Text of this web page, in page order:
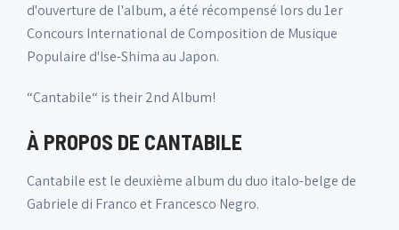
d'ouverture de l'album, a été récompensé lors du 1er
Concours International de Composition de Musique
Populaire d'Ise-Shima au Japon.
“Cantabile“ is their 2nd Album!
À PROPOS DE CANTABILE
Cantabile est le deuxième album du duo italo-belge de
Gabriele di Franco et Francesco Negro.